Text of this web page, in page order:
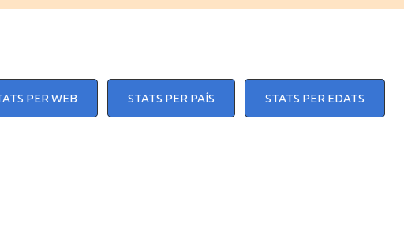
PER WEB STATS PER PAÍS STATS PER EDATS